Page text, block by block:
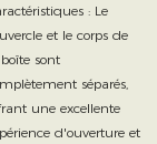
: Le
et le corps de
sont
séparés,
une excellente
d'ouverture et